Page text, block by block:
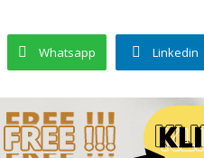
Whatsapp Linkedin